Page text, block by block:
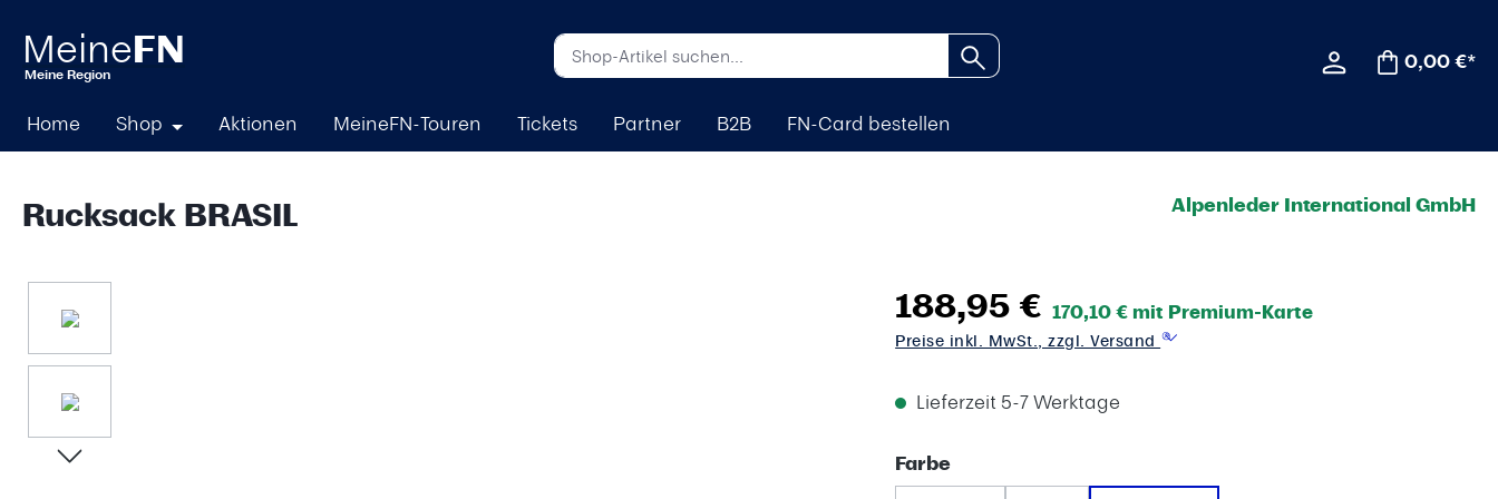
0,00 €*
Home Shop Aktionen MeineFN-Touren Tickets Partner B2B FN-Card bestellen
Rucksack BRASIL Alpenleder International GmbH
188,95 € 170,10 € mit Premium-Karte
Preise inkl. MwSt., zzgl. Versand
Lieferzeit 5-7 Werktage
Farbeauswählen